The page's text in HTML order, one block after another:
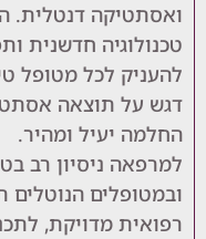
דנטלית. המרפאה
חדשנית ותפיסה
לכל מטופל טיפול
תוצאה אסתטית ברמה
ומהיר.
ניסיון רב בטיפול
הנוטלים תרופות,
מדויקת, לתכנון